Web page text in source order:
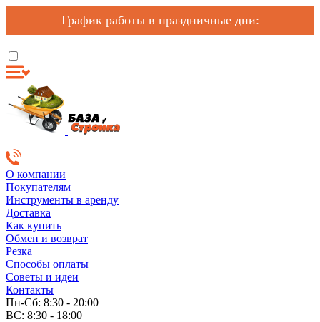
График работы в праздничные дни:
О компании
Покупателям
Инструменты в аренду
Доставка
Как купить
Обмен и возврат
Резка
Способы оплаты
Советы и идеи
Контакты
Пн-Сб: 8:30 - 20:00
ВС: 8:30 - 18:00